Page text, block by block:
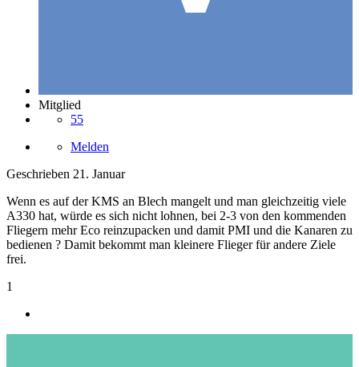
Mitglied
55
Melden
Geschrieben 21. Januar
Wenn es auf der KMS an Blech mangelt und man gleichzeitig viele
A330 hat, würde es sich nicht lohnen, bei 2-3 von den kommenden
Fliegern mehr Eco reinzupacken und damit PMI und die Kanaren zu
bedienen ? Damit bekommt man kleinere Flieger für andere Ziele
frei.
1